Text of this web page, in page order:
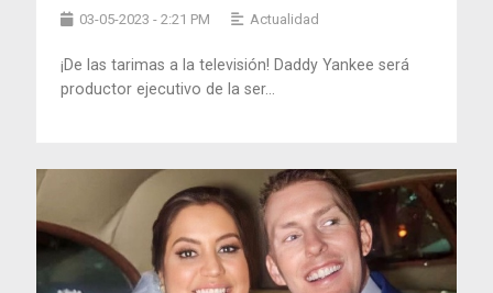
03-05-2023 - 2:21 PM Actualidad
¡De las tarimas a la televisión! Daddy Yankee será
productor ejecutivo de la ser...